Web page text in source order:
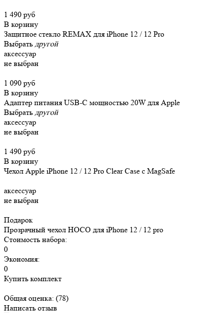
1 490 руб
В корзину
Защитное стекло REMAX для iPhone 12 / 12 Pro
Выбрать другой
аксессуар
не выбран
1 090 руб
В корзину
Адаптер питания USB-C мощностью 20W для Apple
Выбрать другой
аксессуар
не выбран
1 490 руб
В корзину
Чехол Apple iPhone 12 / 12 Pro Clear Case c MagSafe
аксессуар
не выбран
Подарок
Прозрачный чехол HOCO для iPhone 12 / 12 pro
Стоимость набора:
0
Экономия:
0
Купить комплект
Общая оценка: (78)
Написать отзыв